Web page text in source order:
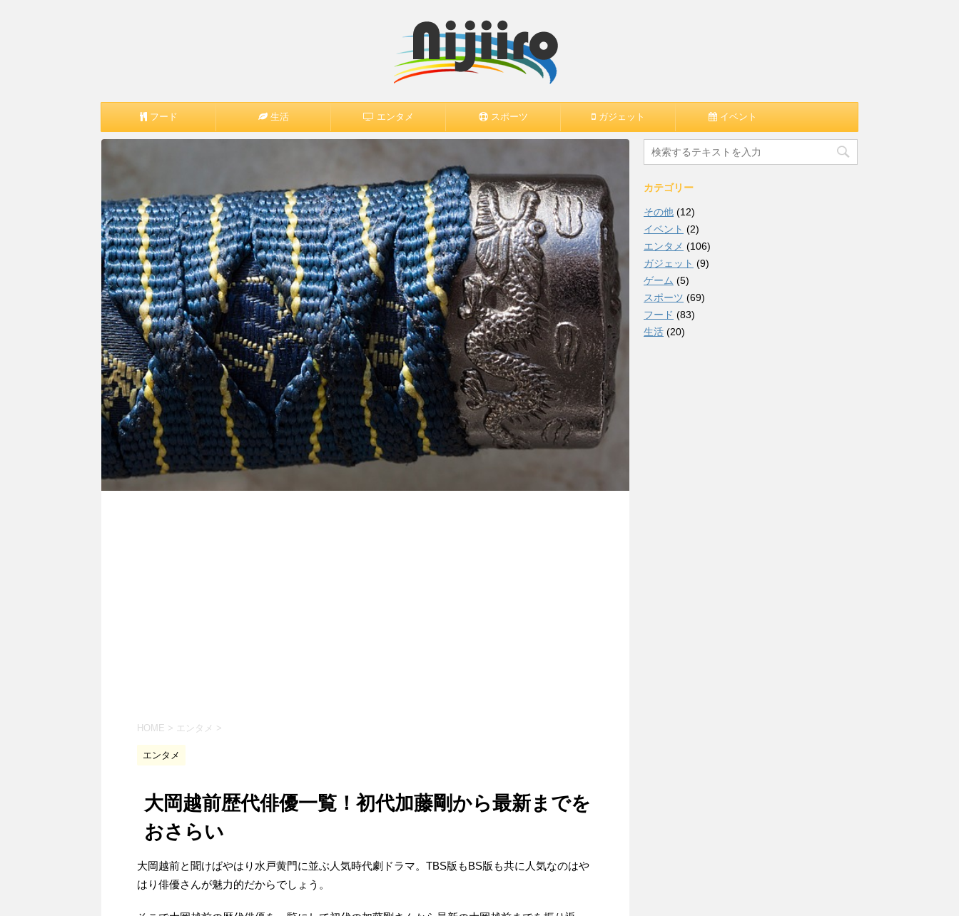
フード 生活 エンタメ スポーツ ガジェット イベント
HOME > エンタメ >
エンタメ
大岡越前歴代俳優一覧！初代加藤剛から最新までを
おさらい
大岡越前と聞けばやはり水戸黄門に並ぶ人気時代劇ドラマ。TBS版もBS版も共に人気なのはや
はり俳優さんが魅力的だからでしょう。
カテゴリー
その他 (12)
イベント (2)
エンタメ (106)
ガジェット (9)
ゲーム (5)
スポーツ (69)
フード (83)
生活 (20)